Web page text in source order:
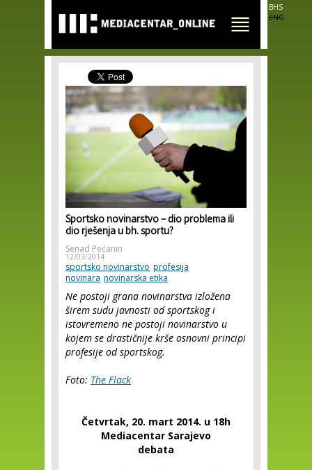
main
content
BHS
ENG
Sportsko novinarstvo – dio problema ili
dio rješenja u bh. sportu?
Senad Pećanin
12/03/2014
sportsko novinarstvo profesija
novinara novinarska etika
Ne postoji grana novinarstva izložena
širem sudu javnosti od sportskog i
istovremeno ne postoji novinarstvo u
kojem se drastičnije krše osnovni principi
profesije od sportskog.
Foto: The Flack
Četvrtak, 20. mart 2014. u 18h
Mediacentar Sarajevo
debata